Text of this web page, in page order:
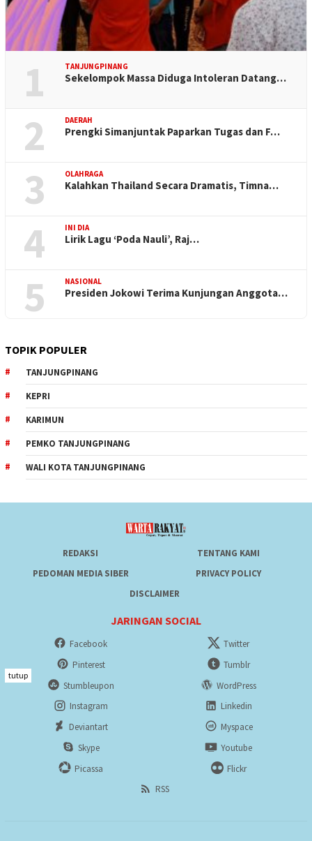
1 TANJUNGPINANG
Sekelompok Massa Diduga Intoleran Datang…
2 DAERAH
Prengki Simanjuntak Paparkan Tugas dan F…
3 OLAHRAGA
Kalahkan Thailand Secara Dramatis, Timna…
4 INI DIA
Lirik Lagu ‘Poda Nauli’, Raj…
5 NASIONAL
Presiden Jokowi Terima Kunjungan Anggota…
TOPIK POPULER
TANJUNGPINANG
KEPRI
KARIMUN
PEMKO TANJUNGPINANG
WALI KOTA TANJUNGPINANG
REDAKSI
TENTANG KAMI
PEDOMAN MEDIA SIBER
PRIVACY POLICY
DISCLAIMER
JARINGAN SOCIAL
Facebook
Twitter
Pinterest
Tumblr
Stumbleupon
WordPress
Instagram
Linkedin
Deviantart
Myspace
Skype
Youtube
Picassa
Flickr
RSS
tutup